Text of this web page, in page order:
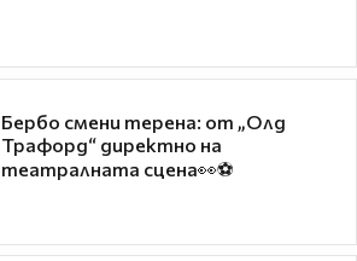
Бербо смени терена: от „Олд
Трафорд“ директно на
театралната сцена👀⚽